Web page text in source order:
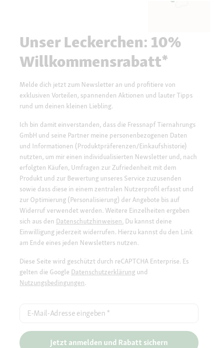
Unser Leckerchen: 10%
Willkommensrabatt*
Melde dich jetzt zum Newsletter an und profitiere von
exklusiven Vorteilen, spannenden Aktionen und lauter Tipps
rund um deinen kleinen Liebling.
Ich bin damit einverstanden, dass die Fressnapf Tiernahrungs
GmbH und seine Partner meine personenbezogenen Daten
und Informationen (Produktpräferenzen/Einkaufshistorie)
nutzten, um mir einen individualisierten Newsletter und, nach
erfolgten Käufen, Umfragen zur Zufriedenheit mit dem
Produkt und zur Bewertung unseres Service zuzusenden
sowie dass diese in einem zentralen Nutzerprofil erfasst und
zur Optimierung (Personalisierung) der Angebote bis auf
Widerruf verwendet werden. Weitere Einzelheiten ergeben
sich aus den Datenschutzhinweisen. Du kannst deine
Einwilligung jederzeit widerrufen. Hierzu kannst du den Link
am Ende eines jeden Newsletters nutzen.
Diese Seite wird geschützt durch reCAPTCHA Enterprise. Es
gelten die Google Datenschutzerklärung und
Nutzungsbedingungen.
E-Mail-Adresse eingeben *
Jetzt anmelden und Rabatt sichern